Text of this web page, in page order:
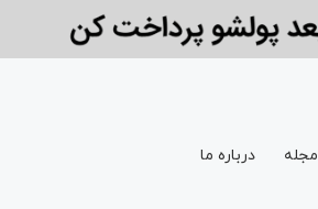
مجله درباره ما